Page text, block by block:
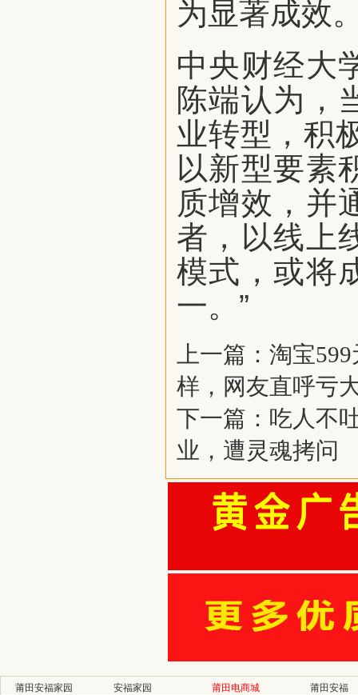
为显著成效
中央财经大
陈端认为，
业转型，积
以新型要素
质增效，并
者，以线上
模式，或将
一。”
上一篇： 淘宝
样，网友直呼亏
下一篇： 吃人不
业，遭灵魂拷问
莆田安福家园 安福家园 莆田电商城 莆田安福